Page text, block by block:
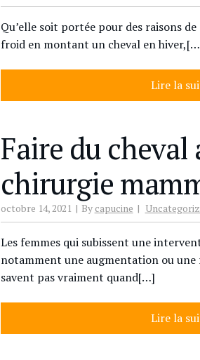
Qu’elle soit portée pour des raisons
froid en montant un cheval en
Lire la
Faire du cheval
chirurgie
octobre 14, 2021 Bycapucine
Les femmes qui subissent une
notamment une augmentation ou
savent pas vraiment quand[…]
Lire la